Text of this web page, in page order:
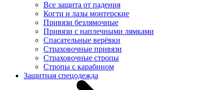
Все защита от падения
Когти и лазы монтерские
Привязи безлямочные
Привязи с наплечными лямками
Спасательные верёвки
Страховочные привязи
Страховочные стропы
Стропы с карабином
Защитная спецодежда